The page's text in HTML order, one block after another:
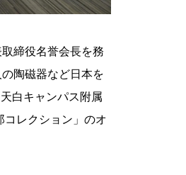
締役名誉会長を務
陶磁器など日本を
白キャンパス附属
レクション」のオ